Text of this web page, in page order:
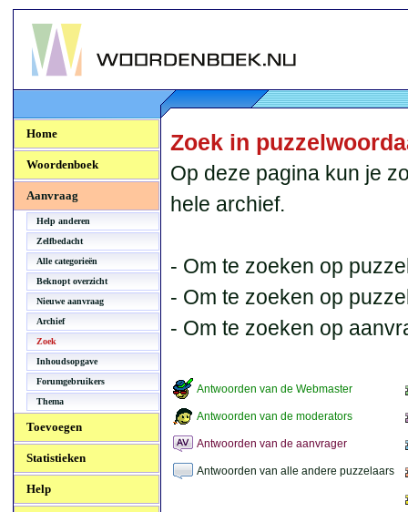
Woordenboek.NU
Home
Woordenboek
Aanvraag
Help anderen
Zelfbedacht
Alle categorieën
Beknopt overzicht
Nieuwe aanvraag
Archief
Zoek
Inhoudsopgave
Forumgebruikers
Thema
Toevoegen
Statistieken
Help
Zoek in
Op deze pagina kun je
hele archief.
- Om te zoeken op
- Om te zoeken op
- Om te zoeken op
Antwoorden van de Webmaster
Antwoorden van de moderators
Antwoorden van de aanvrager
Antwoorden van alle andere puzzelaars